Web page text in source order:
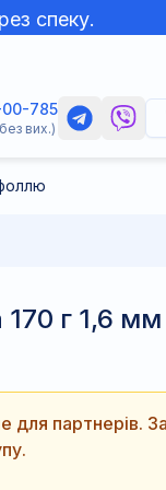
спеку.
785
вих.)
г 1,6
для